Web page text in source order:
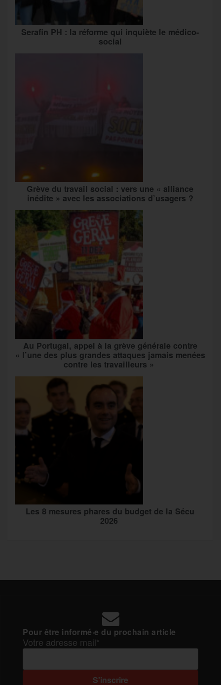
Serafin PH : la réforme qui inquiète le médico-
social
Grève du travail social : vers une « alliance
inédite » avec les associations d’usagers ?
Au Portugal, appel à la grève générale contre
« l’une des plus grandes attaques jamais menées
contre les travailleurs »
Les 8 mesures phares du budget de la Sécu
2026
Pour être informé·e du prochain article
Votre adresse mail*